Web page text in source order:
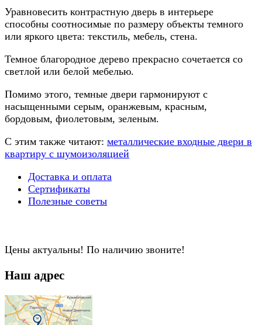
Уравновесить контрастную дверь в интерьере
способны соотносимые по размеру объекты темного
или яркого цвета: текстиль, мебель, стена.
Темное благородное дерево прекрасно сочетается со
светлой или белой мебелью.
Помимо этого, темные двери гармонируют с
насыщенными серым, оранжевым, красным,
бордовым, фиолетовым, зеленым.
C этим также читают: металлические входные двери в
квартиру с шумоизоляцией
Доставка и оплата
Сертификаты
Полезные советы
Цены актуальны! По наличию звоните!
Наш адрес